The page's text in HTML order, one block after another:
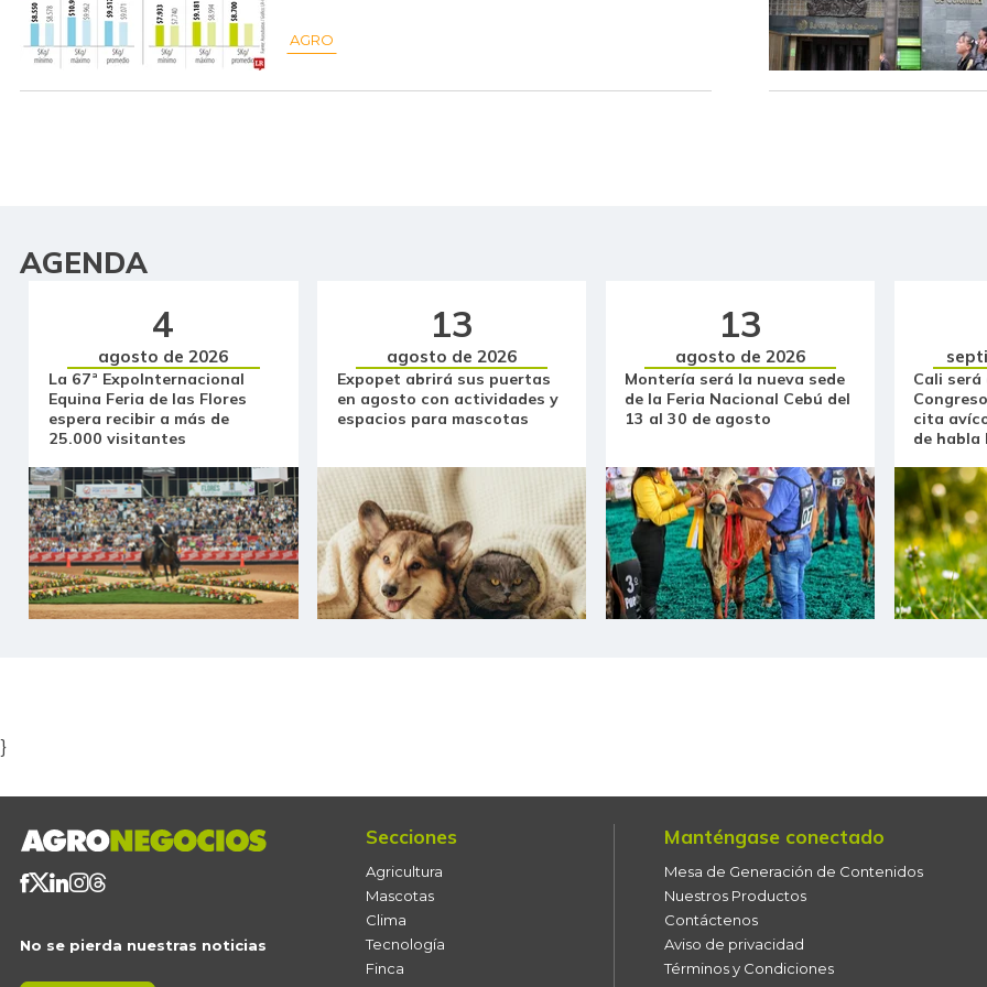
Calabacín
Calabaza
Cebolla cabezona blanca
Cebolla junca
Cebolla larga
Cebolla puerro
Cilantro
Ciruela importada
Ciruela negra
Ciruela negra chilena
AGRO
AGENDA
4
agosto de 2026
La 67ª ExpoInternacional
Equina Feria de las Flores
espera recibir a más de
25.000 visitantes
13
agosto de 2026
Expopet abrirá sus puertas
en agosto con actividades y
espacios para mascotas
13
agosto de 2026
Montería será la nueva sede
de la Feria Nacional Cebú del
13 al 30 de agosto
Cali será
cita
de habla
}
No se pierda nuestras noticias
Secciones
Agricultura
Mascotas
Clima
Tecnología
Finca
Manténgase conectado
Mesa de Generación de Contenidos
Nuestros Productos
Contáctenos
Aviso de privacidad
Términos y Condiciones